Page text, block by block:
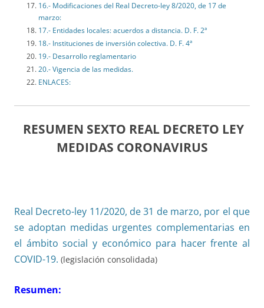
16.- Modificaciones del Real Decreto-ley 8/2020, de 17 de
marzo:
17.- Entidades locales: acuerdos a distancia. D. F. 2ª
18.- Instituciones de inversión colectiva. D. F. 4ª
19.- Desarrollo reglamentario
20.- Vigencia de las medidas.
ENLACES:
RESUMEN SEXTO REAL DECRETO LEY
MEDIDAS CORONAVIRUS
Real Decreto-ley 11/2020, de 31 de marzo, por el que
se adoptan medidas urgentes complementarias en
el ámbito social y económico para hacer frente al
COVID-19. (legislación consolidada)
Resumen: